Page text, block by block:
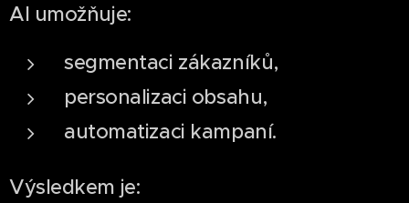
AI umožňuje:
segmentaci zákazníků,
personalizaci obsahu,
automatizaci kampaní.
Výsledkem je: